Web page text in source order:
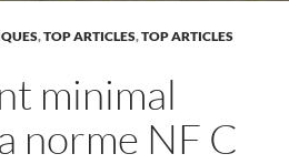
,TOP ARTICLES,TOP ARTICLES
minimal
norme NF C